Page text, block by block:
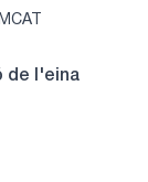
de l'eina